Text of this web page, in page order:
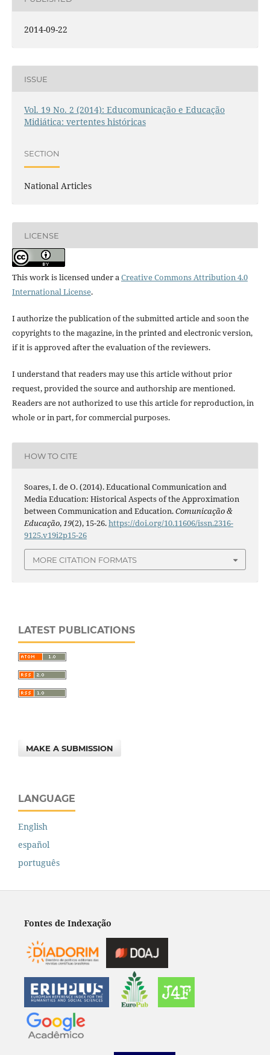
2014-09-22
ISSUE
Vol. 19 No. 2 (2014): Educomunicação e Educação
Midiática: vertentes históricas
SECTION
National Articles
LICENSE
This work is licensed under aCreative Commons Attribution 4.0
International License.
I authorize the publication of the submitted article and soon the
copyrights to the magazine, in the printed and electronic version,
if it is approved after the evaluation of the reviewers.
I understand that readers may use this article without prior
request, provided the source and authorship are mentioned.
Readers are not authorized to use this article for reproduction, in
whole or in part, for commercial purposes.
HOW TO CITE
Soares, I. de O. (2014). Educational Communication and
Media Education: Historical Aspects of the Approximation
between Communication and Education.Comunicação &
Educação,19(2), 15-26.https://doi.org/10.11606/issn.2316-
9125.v19i2p15-26
MORE CITATION FORMATS
LATEST PUBLICATIONS
MAKE A SUBMISSION
LANGUAGE
English
español
português
Fontes de Indexação